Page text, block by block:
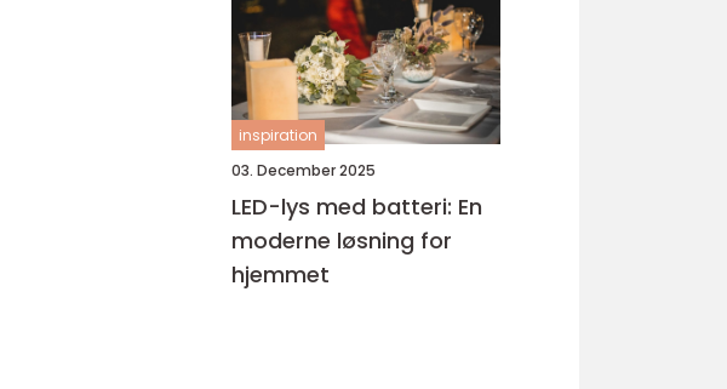
inspiration
03. December 2025
LED-lys med batteri: En
moderne løsning for
hjemmet